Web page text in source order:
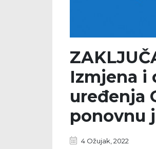
Izmjena i
uređenja
ponovnu
4 Ožujak, 2022